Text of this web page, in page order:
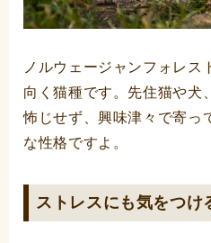
ノルウェージャンフォレス
向く猫種です。先住猫や犬
怖じせず、興味津々で寄っ
な性格ですよ。
ストレスにも気をつけ